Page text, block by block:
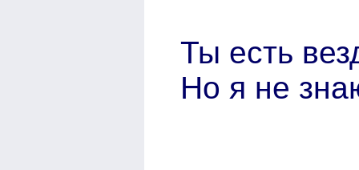
Ты есть
Но я не